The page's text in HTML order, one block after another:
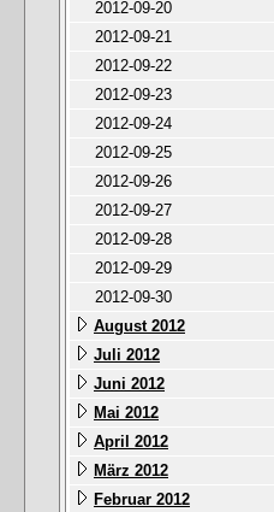
2012-09-20
2012-09-21
2012-09-22
2012-09-23
2012-09-24
2012-09-25
2012-09-26
2012-09-27
2012-09-28
2012-09-29
2012-09-30
August 2012
Juli 2012
Juni 2012
Mai 2012
April 2012
März 2012
Februar 2012